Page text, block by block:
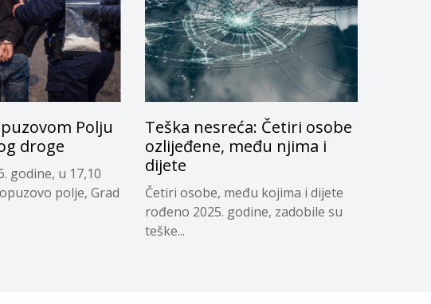
Polju
droge
godine, u 17,10
polje, Grad
Teška nesreća: Četiri osobe
ozlijeđene, među njima i
dijete
Četiri osobe, među kojima i dijete
rođeno 2025. godine, zadobile su
teške...